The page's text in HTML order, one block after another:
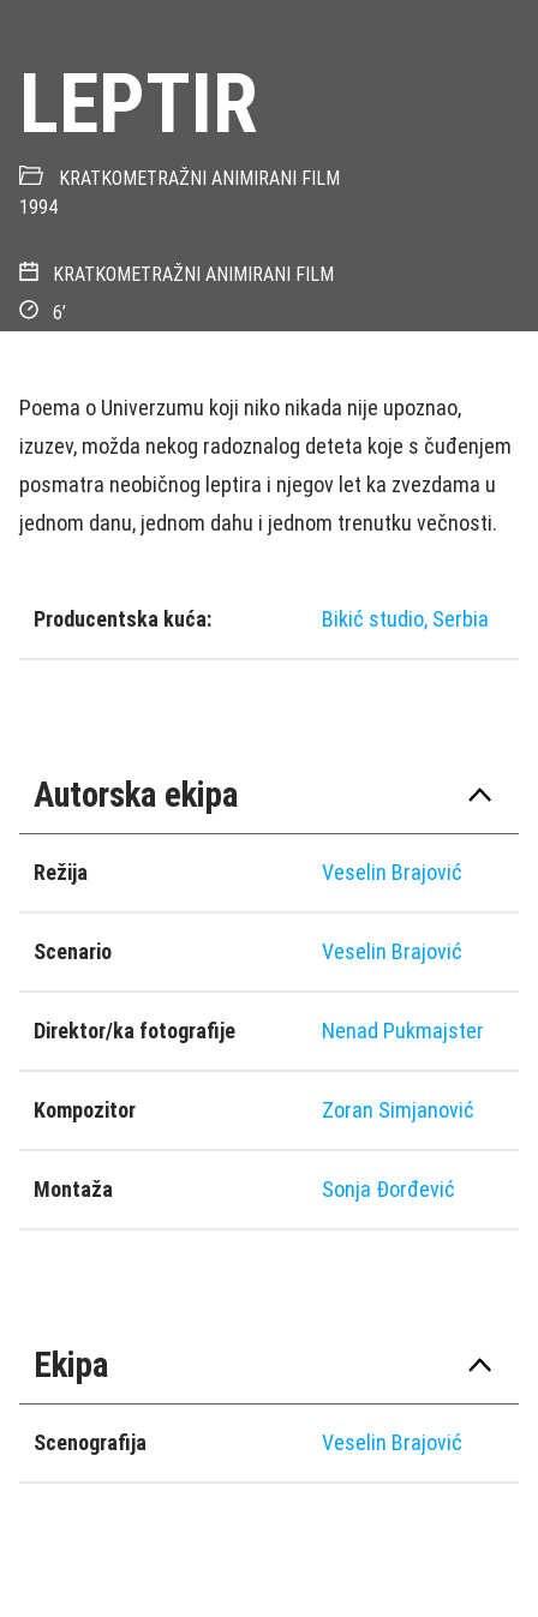
LEPTIR
KRATKOMETRAŽNI ANIMIRANI FILM
1994
KRATKOMETRAŽNI ANIMIRANI FILM
6’
Poema o Univerzumu koji niko nikada nije upoznao,
izuzev, možda nekog radoznalog deteta koje s čuđenjem
posmatra neobičnog leptira i njegov let ka zvezdama u
jednom danu, jednom dahu i jednom trenutku večnosti.
Producentska kuća: Bikić studio, Serbia
Autorska ekipa
Režija Veselin Brajović
Scenario Veselin Brajović
Direktor/ka fotografije Nenad Pukmajster
Kompozitor Zoran Simjanović
Montaža Sonja Ðorđević
Ekipa
Scenografija Veselin Brajović